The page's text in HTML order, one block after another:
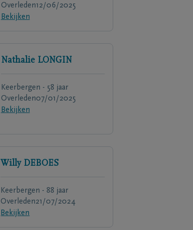
Overleden12/06/2025
Bekijken
Nathalie LONGIN
Keerbergen - 58 jaar
Overleden07/01/2025
Bekijken
Willy DEBOES
Keerbergen - 88 jaar
Overleden21/07/2024
Bekijken